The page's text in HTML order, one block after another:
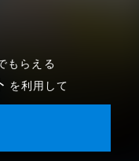
もらえる
を利用して